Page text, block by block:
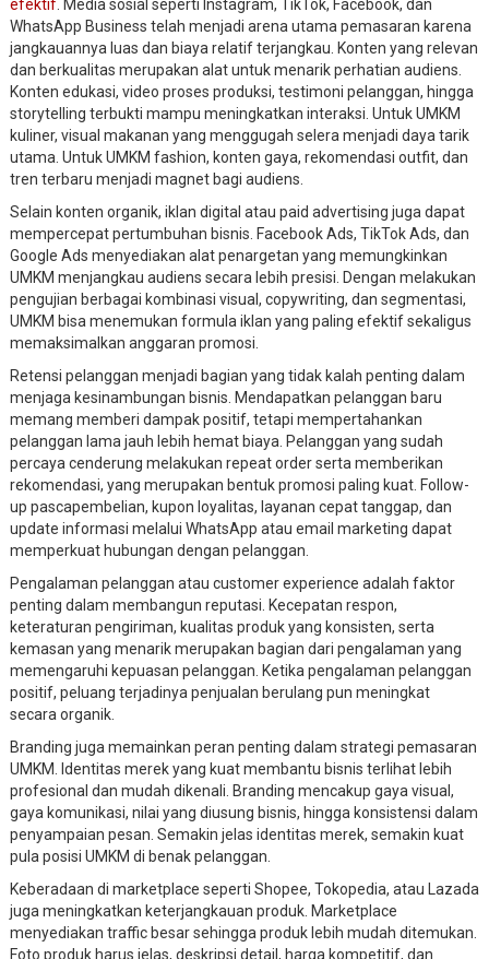
efektif. Media sosial seperti Instagram, TikTok, Facebook, dan
WhatsApp Business telah menjadi arena utama pemasaran karena
jangkauannya luas dan biaya relatif terjangkau. Konten yang relevan
dan berkualitas merupakan alat untuk menarik perhatian audiens.
Konten edukasi, video proses produksi, testimoni pelanggan, hingga
storytelling terbukti mampu meningkatkan interaksi. Untuk UMKM
kuliner, visual makanan yang menggugah selera menjadi daya tarik
utama. Untuk UMKM fashion, konten gaya, rekomendasi outfit, dan
tren terbaru menjadi magnet bagi audiens.
Selain konten organik, iklan digital atau paid advertising juga dapat
mempercepat pertumbuhan bisnis. Facebook Ads, TikTok Ads, dan
Google Ads menyediakan alat penargetan yang memungkinkan
UMKM menjangkau audiens secara lebih presisi. Dengan melakukan
pengujian berbagai kombinasi visual, copywriting, dan segmentasi,
UMKM bisa menemukan formula iklan yang paling efektif sekaligus
memaksimalkan anggaran promosi.
Retensi pelanggan menjadi bagian yang tidak kalah penting dalam
menjaga kesinambungan bisnis. Mendapatkan pelanggan baru
memang memberi dampak positif, tetapi mempertahankan
pelanggan lama jauh lebih hemat biaya. Pelanggan yang sudah
percaya cenderung melakukan repeat order serta memberikan
rekomendasi, yang merupakan bentuk promosi paling kuat. Follow-
up pascapembelian, kupon loyalitas, layanan cepat tanggap, dan
update informasi melalui WhatsApp atau email marketing dapat
memperkuat hubungan dengan pelanggan.
Pengalaman pelanggan atau customer experience adalah faktor
penting dalam membangun reputasi. Kecepatan respon,
keteraturan pengiriman, kualitas produk yang konsisten, serta
kemasan yang menarik merupakan bagian dari pengalaman yang
memengaruhi kepuasan pelanggan. Ketika pengalaman pelanggan
positif, peluang terjadinya penjualan berulang pun meningkat
secara organik.
Branding juga memainkan peran penting dalam strategi pemasaran
UMKM. Identitas merek yang kuat membantu bisnis terlihat lebih
profesional dan mudah dikenali. Branding mencakup gaya visual,
gaya komunikasi, nilai yang diusung bisnis, hingga konsistensi dalam
penyampaian pesan. Semakin jelas identitas merek, semakin kuat
pula posisi UMKM di benak pelanggan.
Keberadaan di marketplace seperti Shopee, Tokopedia, atau Lazada
juga meningkatkan keterjangkauan produk. Marketplace
menyediakan traffic besar sehingga produk lebih mudah ditemukan.
Foto produk harus jelas, deskripsi detail, harga kompetitif, dan